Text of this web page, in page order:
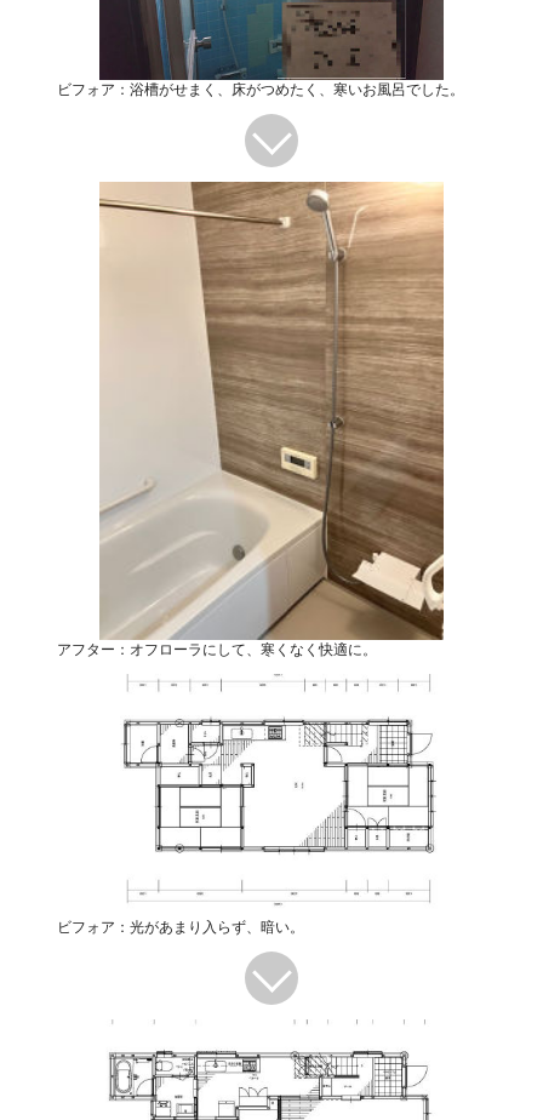
ビフォア：浴槽がせまく、床がつめたく、寒いお風呂でした。
アフター：オフローラにして、寒くなく快適に。
ビフォア：光があまり入らず、暗い。